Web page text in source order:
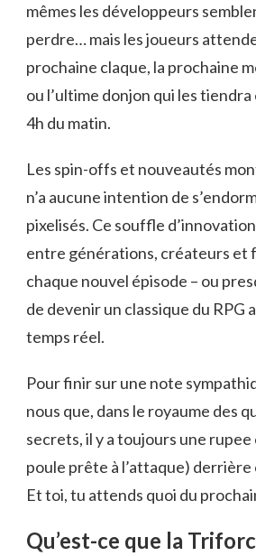
mêmes les développeurs
perdre… mais les joueurs
prochaine claque, la prochaine
ou l’ultime donjon qui les tiendra
4h du matin.
Les spin-offs et nouveautés
n’a aucune intention de
pixelisés. Ce souffle
entre générations, créateurs et
chaque nouvel épisode – ou
de devenir un classique du RPG
temps réel.
Pour finir sur une note
nous que, dans le royaume des
secrets, il y a toujours une rupee
poule prête à l’attaque) derrière
Et toi, tu attends quoi du
Qu’est-ce que la